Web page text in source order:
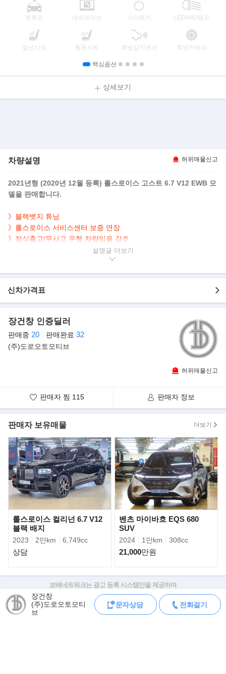
썬루프 네비게이션 스마트키 LED/HID램프
열선시트 통풍시트 후방감지센서 후방카메라
핵심옵션
상세보기
차량설명 허위매물신고
2021년형 (2020년 12월 등록) 롤스로이스 고스트 6.7 V12 EWB 모
델을 판매합니다.
》블랙뱃지 튜닝
》롤스로이스 서비스센터 보증 연장
》정식출고/무사고 운행 차량임을 강조
》코치라인, 투톤 인테리어, 리어 엔터 & 테이블 추가
》광활한 레그룸 EWB 롱바디, 571마력 12기통 초호화 세단
- 정식출고
- 보증연장 완료
- 70,000km 실주행
- 고품격 매력 블랙 바디
- 깔끔하게 관리된 내/외관 보유
▶10년만에 재등장, '고스트' 신형..
롤스로이스 고스트는 116년 브랜드 역사상 가장 성공적인 모델로
평가되며 ‘롤스로이스의 르네상스’를
이끌었던 베스트셀링 럭셔리 세단이다. 이번에 선보이는 뉴 고스트
는 지난 2009년 첫 선을 보인 이후
10년만에 출시되는 완전변경 모델로 새로운 디자인 철학과 혁신적
인 아키텍쳐, 신규 편의 및 비스포크
설명글
신차가격표
장건창 인증딜러
판매중 20 판매완료 32
(주)도로오토모티브
허위매물신고
판매자 찜 115 판매자 정보
판매자 보유매물 더보기
롤스로이스 컬리넌 6.7 V12
블랙 배지
2023 2만km 6,749cc
상담
벤츠 마이바흐 EQS 680
SUV
2024 1만km 308cc
21,000만원
장건창
(주)도로오토모티
브
문자상담 전화걸기
보배네트워크는 광고 등록 시스템만을 제공하며
판매자가 직접 등록한 내용에 대한 모든 책임은 판매자에게 있습니다.
차량 구매 시 차량등록증, 성능점검기록부, 실제 차량 상태,
차대번호 조회로 직접 정보를 확인하세요.